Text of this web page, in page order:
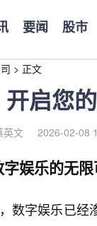
要闻 股市
> 正文
启您
英文 2026-02-08
娱乐的无
数字娱乐已经